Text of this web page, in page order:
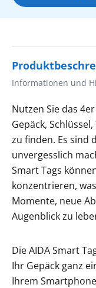
Informationen und
Nutzen Sie das
Gepäck,
zu finden. Es sind
unvergesslich
Smart Tags
konzentrieren,
Momente, neue
Augenblick zu
Die AIDA Smart
Ihr Gepäck ganz
Ihrem